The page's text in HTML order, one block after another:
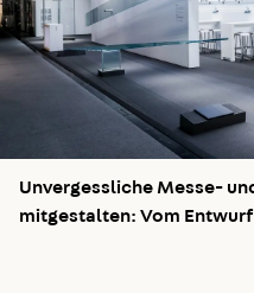
Unvergessliche Messe-
mitgestalten: Vom